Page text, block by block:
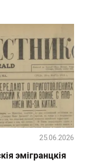
эмігранцкія
25.06.2026